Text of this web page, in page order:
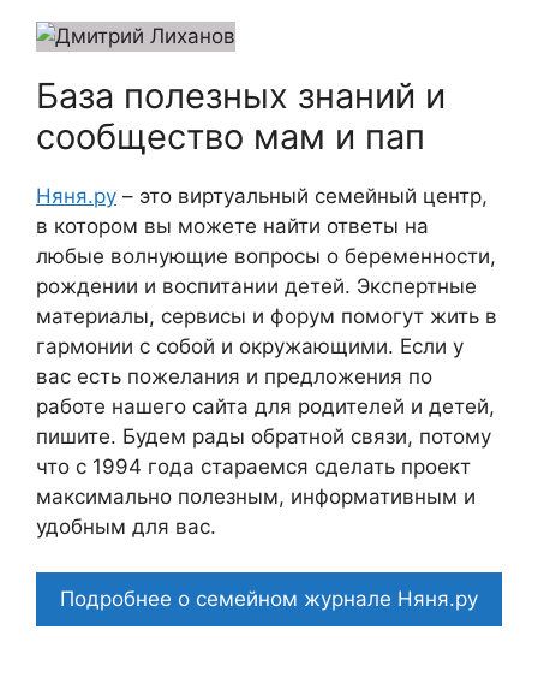
База полезных знаний и
сообщество мам и пап
Няня.ру – это виртуальный семейный центр,
в котором вы можете найти ответы на
любые волнующие вопросы о беременности,
рождении и воспитании детей. Экспертные
материалы, сервисы и форум помогут жить в
гармонии с собой и окружающими. Если у
вас есть пожелания и предложения по
работе нашего сайта для родителей и детей,
пишите. Будем рады обратной связи, потому
что c 1994 года стараемся сделать проект
максимально полезным, информативным и
удобным для вас.
Подробнее о семейном журнале Няня.ру